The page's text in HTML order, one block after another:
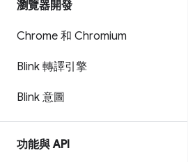
瀏覽器開發
Chrome 和 Chromium
Blink 轉譯引擎
Blink 意圖
功能與 API